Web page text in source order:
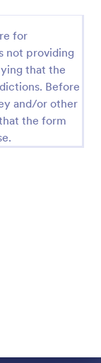
for
not providing
that the
Before
and/or other
the form